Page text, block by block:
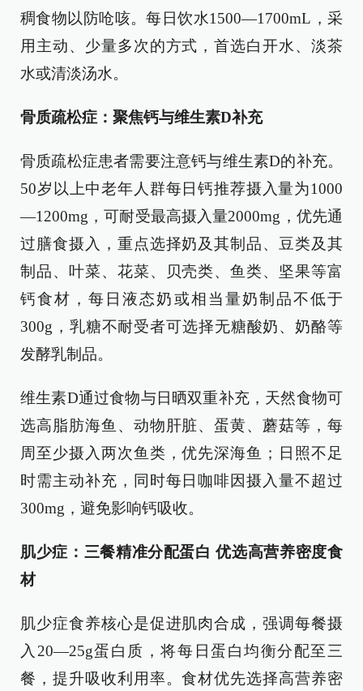
稠食物以防呛咳。每日饮水1500—1700mL，采
用主动、少量多次的方式，首选白开水、淡茶
水或清淡汤水。
骨质疏松症：聚焦钙与维生素D补充
骨质疏松症患者需要注意钙与维生素D的补充。
50岁以上中老年人群每日钙推荐摄入量为1000
—1200mg，可耐受最高摄入量2000mg，优先通
过膳食摄入，重点选择奶及其制品、豆类及其
制品、叶菜、花菜、贝壳类、鱼类、坚果等富
钙食材，每日液态奶或相当量奶制品不低于
300g，乳糖不耐受者可选择无糖酸奶、奶酪等
发酵乳制品。
维生素D通过食物与日晒双重补充，天然食物可
选高脂肪海鱼、动物肝脏、蛋黄、蘑菇等，每
周至少摄入两次鱼类，优先深海鱼；日照不足
时需主动补充，同时每日咖啡因摄入量不超过
300mg，避免影响钙吸收。
肌少症：三餐精准分配蛋白 优选高营养密度食
材
肌少症食养核心是促进肌肉合成，强调每餐摄
入20—25g蛋白质，将每日蛋白均衡分配至三
餐，提升吸收利用率。食材优先选择高营养密